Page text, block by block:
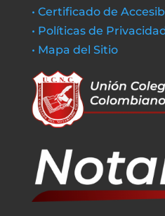
• Certificado de
• Políticas de
• Mapa del Sitio